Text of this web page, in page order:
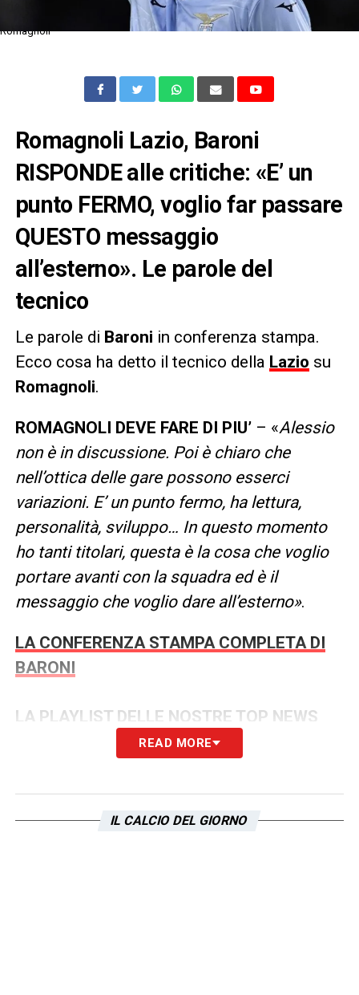
Romagnoli
Romagnoli Lazio, Baroni
RISPONDE alle critiche: «E’ un
punto FERMO, voglio far passare
QUESTO messaggio
all’esterno». Le parole del
tecnico
Le parole di Baroni in conferenza stampa.
Ecco cosa ha detto il tecnico della Lazio su
Romagnoli.
ROMAGNOLI DEVE FARE DI PIU’– «Alessio
non è in discussione. Poi è chiaro che
nell’ottica delle gare possono esserci
variazioni. E’ un punto fermo, ha lettura,
personalità, sviluppo… In questo momento
ho tanti titolari, questa è la cosa che voglio
portare avanti con la squadra ed è il
messaggio che voglio dare all’esterno».
LA CONFERENZA STAMPA COMPLETA DI
BARONI
LA PLAYLIST DELLE NOSTRE TOP NEWS
READ MORE
IL CALCIO DEL GIORNO